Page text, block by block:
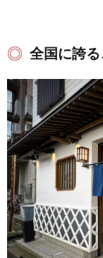
全国に誇る